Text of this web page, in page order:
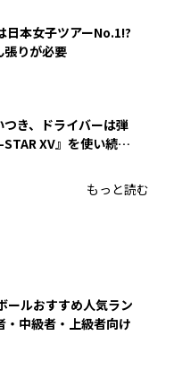
日本女子ツアーNo.1!?
張りが必要
つき、ドライバーは弾
XV』を使い続け
もっと読む
ールおすすめ人気ラン
・中級者・上級者向け